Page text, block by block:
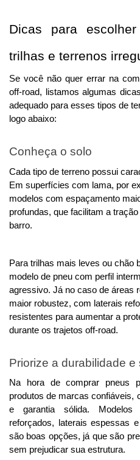
Dicas para
trilhas e terrenos
Se você não quer errar na
off-road, listamos algumas
adequado para esses tipos de
logo abaixo:
Conheça o solo
Cada tipo de terreno possui
Em superfícies com lama, por
modelos com espaçamento
profundas, que facilitam a
barro.
Para trilhas mais leves ou chão
modelo de pneu com perfil
agressivo. Já no caso de áreas
maior robustez, com laterais
resistentes para aumentar a
durante os trajetos off-road.
Priorize a durabilidade e
Na hora de comprar pneus
produtos de marcas confiáveis,
e garantia sólida.
reforçados, laterais espessas
são boas opções, já que são
sem prejudicar sua estrutura.